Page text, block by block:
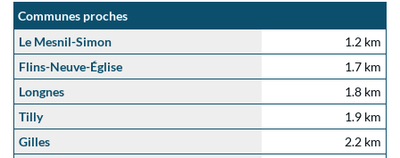
Communes proches
Le Mesnil-Simon
1.2 km
Flins-Neuve-Église
1.7 km
Longnes
1.8 km
Tilly
1.9 km
Gilles
2.2 km